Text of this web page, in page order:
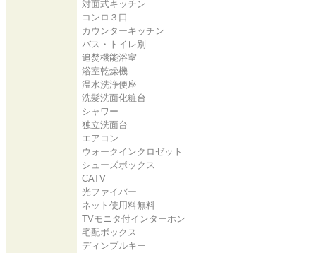
対面式キッチン
コンロ３口
カウンターキッチン
バス・トイレ別
追焚機能浴室
浴室乾燥機
温水洗浄便座
洗髪洗面化粧台
シャワー
独立洗面台
エアコン
ウォークインクロゼット
シューズボックス
CATV
光ファイバー
ネット使用料無料
TVモニタ付インターホン
宅配ボックス
ディンプルキー